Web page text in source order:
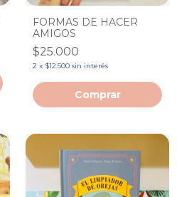
FORMAS DE HACER
AMIGOS
$25.000
2 x $12.500 sin interés